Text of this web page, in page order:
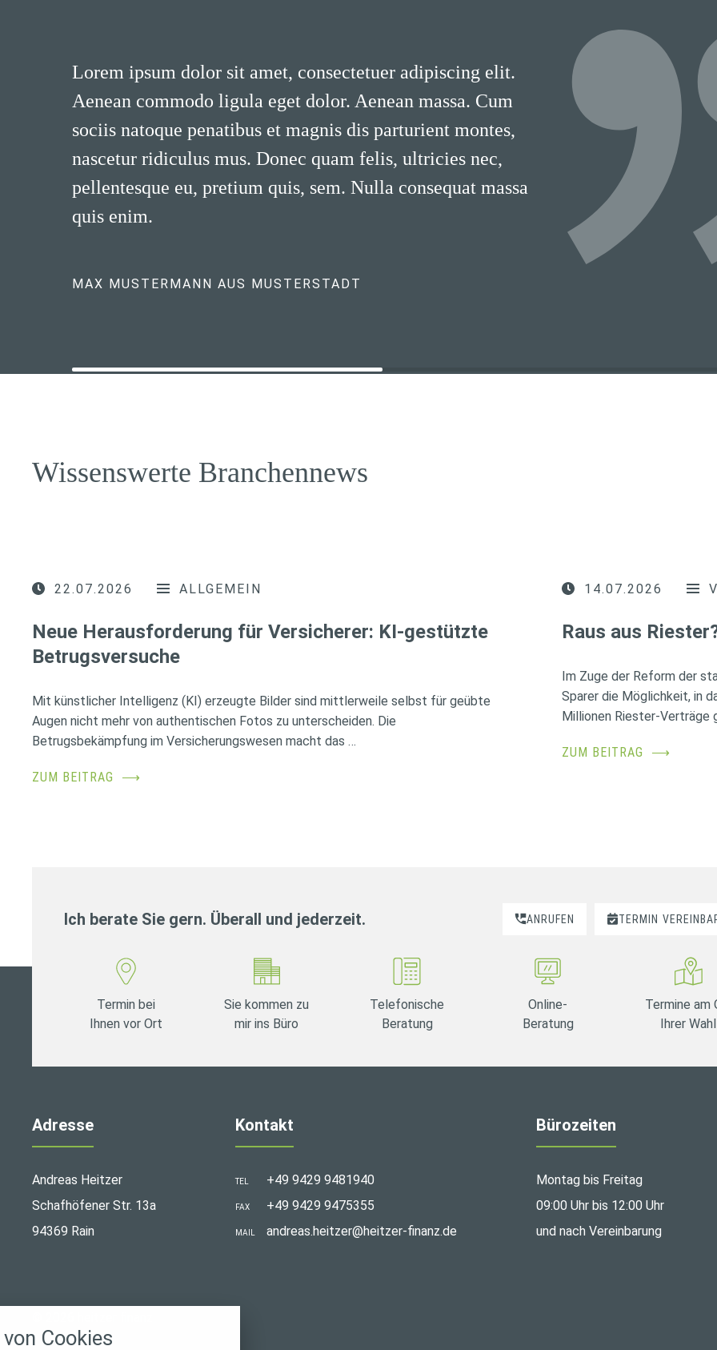
Lorem ipsum dolor sit amet, consectetuer adipiscing elit.
Aenean commodo ligula eget dolor. Aenean massa. Cum
sociis natoque penatibus et magnis dis parturient montes,
nascetur ridiculus mus. Donec quam felis, ultricies nec,
pellentesque eu, pretium quis, sem. Nulla consequat massa
quis enim.
MAX MUSTERMANN AUS MUSTERSTADT
Wissenswerte Branchennews
22.07.2026 ALLGEMEIN
Neue Herausforderung für Versicherer: KI-gestützte
Betrugsversuche
Mit künstlicher Intelligenz (KI) erzeugte Bilder sind mittlerweile selbst für geübte
Augen nicht mehr von authentischen Fotos zu unterscheiden. Die
Betrugsbekämpfung im Versicherungswesen macht das …
ZUM BEITRAG ⟶
14.07.2026
Raus aus
Im Zuge der Reform der
Sparer die Möglichkeit, in
Millionen Riester-Verträge
ZUM BEITRAG ⟶
Ich berate Sie gern. Überall und jederzeit. ANRUFEN TERMIN
Termin bei
Ihnen vor Ort
Sie kommen zu
mir ins Büro
Telefonische
Beratung
Online-
Beratung
Termine am
Ihrer Wahl
Adresse
Andreas Heitzer
Schafhöfener Str. 13a
94369 Rain
Kontakt
TEL +49 9429 9481940
FAX +49 9429 9475355
MAIL andreas.heitzer@heitzer-finanz.de
Bürozeiten
Montag bis Freitag
09:00 Uhr bis 12:00 Uhr
und nach Vereinbarung
Cookies
akzeptieren oder zu blockieren.